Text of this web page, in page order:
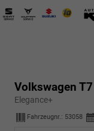
Volkswagen
Elegance+
Fahrzeugnr.: 53058